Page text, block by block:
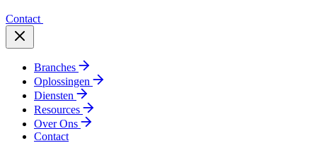
Contact
Branches
Oplossingen
Diensten
Resources
Over Ons
Contact